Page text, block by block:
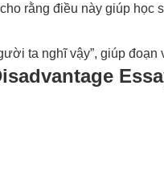
rằng điều này giúp học
ta nghĩ vậy”, giúp đoạn